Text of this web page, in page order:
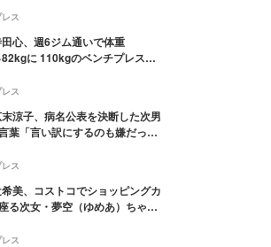
ス
心、週6ジム通いで体重
に 110kgのベンチプレス持
いい」と反響
ス
涼子、病名公表を決断した次男
葉「言い訳にするのも嫌だっ
ス
美、コストコでショッピングカ
る次女・夢空（ゆめあ）ちゃん
長を感じる」の声
ス